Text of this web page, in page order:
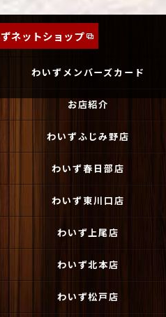
ネットショップ
わいずメンバーズカード
お店紹介
わいずふじみ野店
わいず春日部店
わいず東川口店
わいず上尾店
わいず北本店
わいず松戸店